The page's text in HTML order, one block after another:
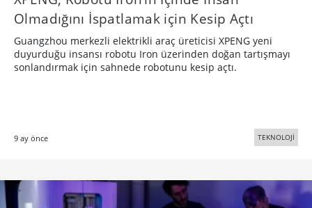
Olmadığını İspatlamak için Kesip Açtı
Guangzhou merkezli elektrikli araç üreticisi XPENG yeni
duyurduğu insansı robotu Iron üzerinden doğan tartışmayı
sonlandırmak için sahnede robotunu kesip açtı.
9 ay önce TEKNOLOJİ